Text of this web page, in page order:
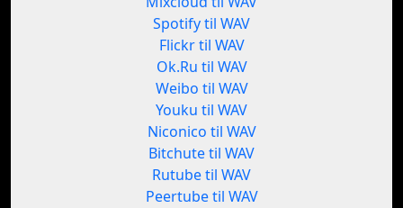
Spotify til WAV
Flickr til WAV
Ok.Ru til WAV
Weibo til WAV
Youku til WAV
Niconico til WAV
Bitchute til WAV
Rutube til WAV
Peertube til WAV